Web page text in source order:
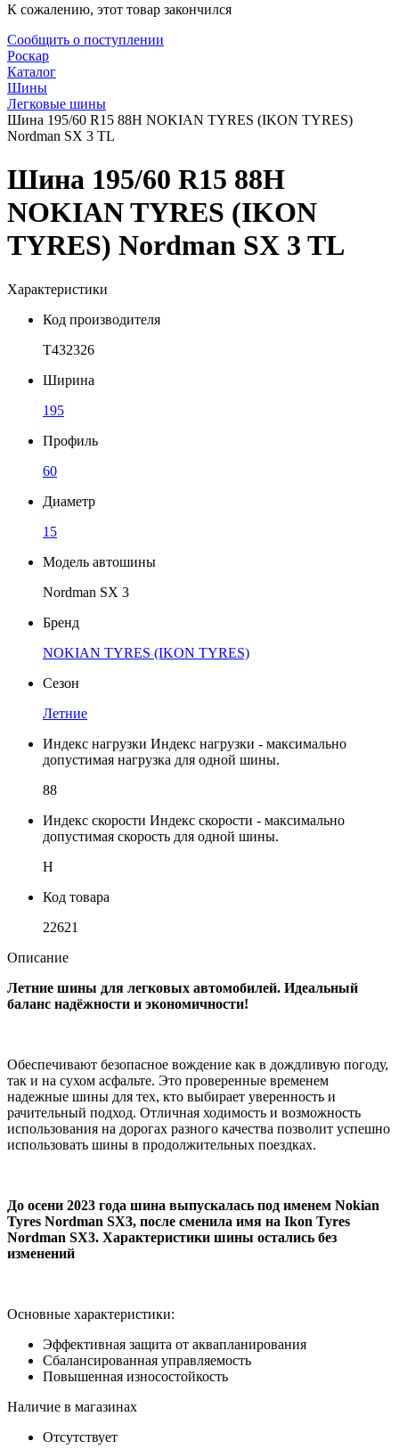
К сожалению, этот товар закончился
Сообщить о поступлении
Роскар
Каталог
Шины
Легковые шины
Шина 195/60 R15 88H NOKIAN TYRES (IKON TYRES)
Nordman SX 3 TL
Шина 195/60 R15 88H
NOKIAN TYRES (IKON
TYRES) Nordman SX 3 TL
Характеристики
Код производителя
T432326
Ширина
195
Профиль
60
Диаметр
15
Модель автошины
Nordman SX 3
Бренд
NOKIAN TYRES (IKON TYRES)
Сезон
Летние
Индекс нагрузки Индекс нагрузки - максимально
допустимая нагрузка для одной шины.
88
Индекс скорости Индекс скорости - максимально
допустимая скорость для одной шины.
H
Код товара
22621
Описание
Летние шины для легковых автомобилей. Идеальный
баланс надёжности и экономичности!
Обеспечивают безопасное вождение как в дождливую погоду,
так и на сухом асфальте. Это проверенные временем
надежные шины для тех, кто выбирает уверенность и
рачительный подход. Отличная ходимость и возможность
использования на дорогах разного качества позволит успешно
использовать шины в продолжительных поездках.
До осени 2023 года шина выпускалась под именем Nokian
Tyres Nordman SX3, после сменила имя на Ikon Tyres
Nordman SX3. Характеристики шины остались без
изменений
Основные характеристики:
Эффективная защита от аквапланирования
Сбалансированная управляемость
Повышенная износостойкость
Наличие в магазинах
Отсутствует